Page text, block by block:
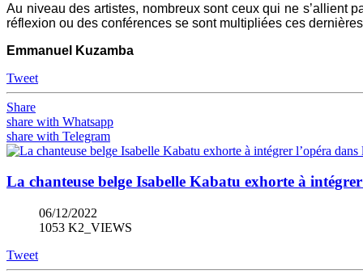
Au niveau des artistes, nombreux sont ceux qui ne s’allient
réflexion ou des conférences se sont multipliées ces
Emmanuel Kuzamba
Tweet
Share
share with Whatsapp
share with Telegram
La chanteuse belge Isabelle Kabatu exhorte à
06/12/2022
1053 K2_VIEWS
Tweet